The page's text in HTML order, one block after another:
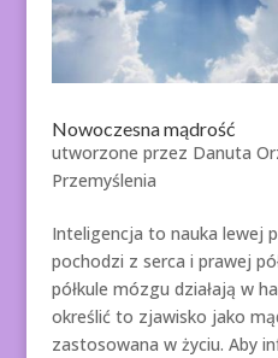
Nowoczesna mądrość
utworzone przez Danuta
Przemyślenia
Inteligencja to nauka lewej
pochodzi z serca i prawej
półkule mózgu działają w
określić to zjawisko jako
zastosowana w życiu. Aby